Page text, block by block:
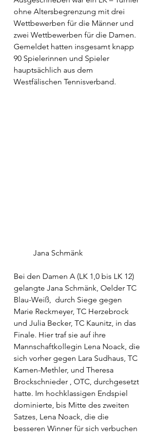
ohne Altersbegrenzung mit drei
Wettbewerben für die Männer und
zwei Wettbewerben für die Damen.
Gemeldet hatten insgesamt knapp
90 Spielerinnen und Spieler
hauptsächlich aus dem
Westfälischen Tennisverband.
	Jana Schmänk
Bei den Damen A (LK 1,0 bis LK 12)
gelangte Jana Schmänk, Oelder TC
Blau-Weiß,  durch Siege gegen
Marie Reckmeyer, TC Herzebrock
und Julia Becker, TC Kaunitz, in das
Finale. Hier traf sie auf ihre
Mannschaftkollegin Lena Noack, die
sich vorher gegen Lara Sudhaus, TC
Kamen-Methler, und Theresa
Brockschnieder , OTC, durchgesetzt
hatte. Im hochklassigen Endspiel
dominierte, bis Mitte des zweiten
Satzes, Lena Noack, die die
besseren Winner für sich verbuchen